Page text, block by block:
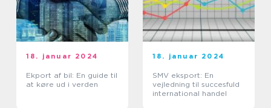
18. januar 2024
Ekport af bil: En guide til
at køre ud i verden
18. januar 2024
SMV eksport: En
vejledning til succesfuld
international handel